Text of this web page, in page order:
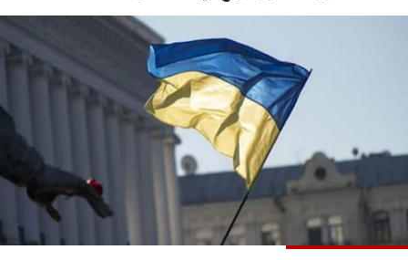
سياسة ناس
فن
رياضة
كأس العالم
البرامج